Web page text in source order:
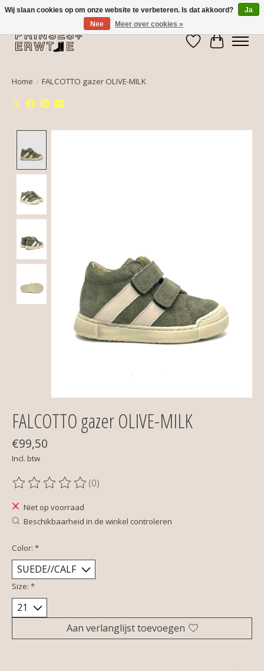
Verlanglijst
Home / FALCOTTO gazer OLIVE-MILK
FALCOTTO gazer OLIVE-MILK
€99,50
Incl. btw
De beoordeling van dit product is
(0)
Niet op voorraad
Beschikbaarheid in de winkel controleren
Color: *
Size: *
Aan verlanglijst toevoegen
Wij slaan cookies op om onze website te verbeteren. Is dat akkoord?
Ja
Nee
Meer over cookies »